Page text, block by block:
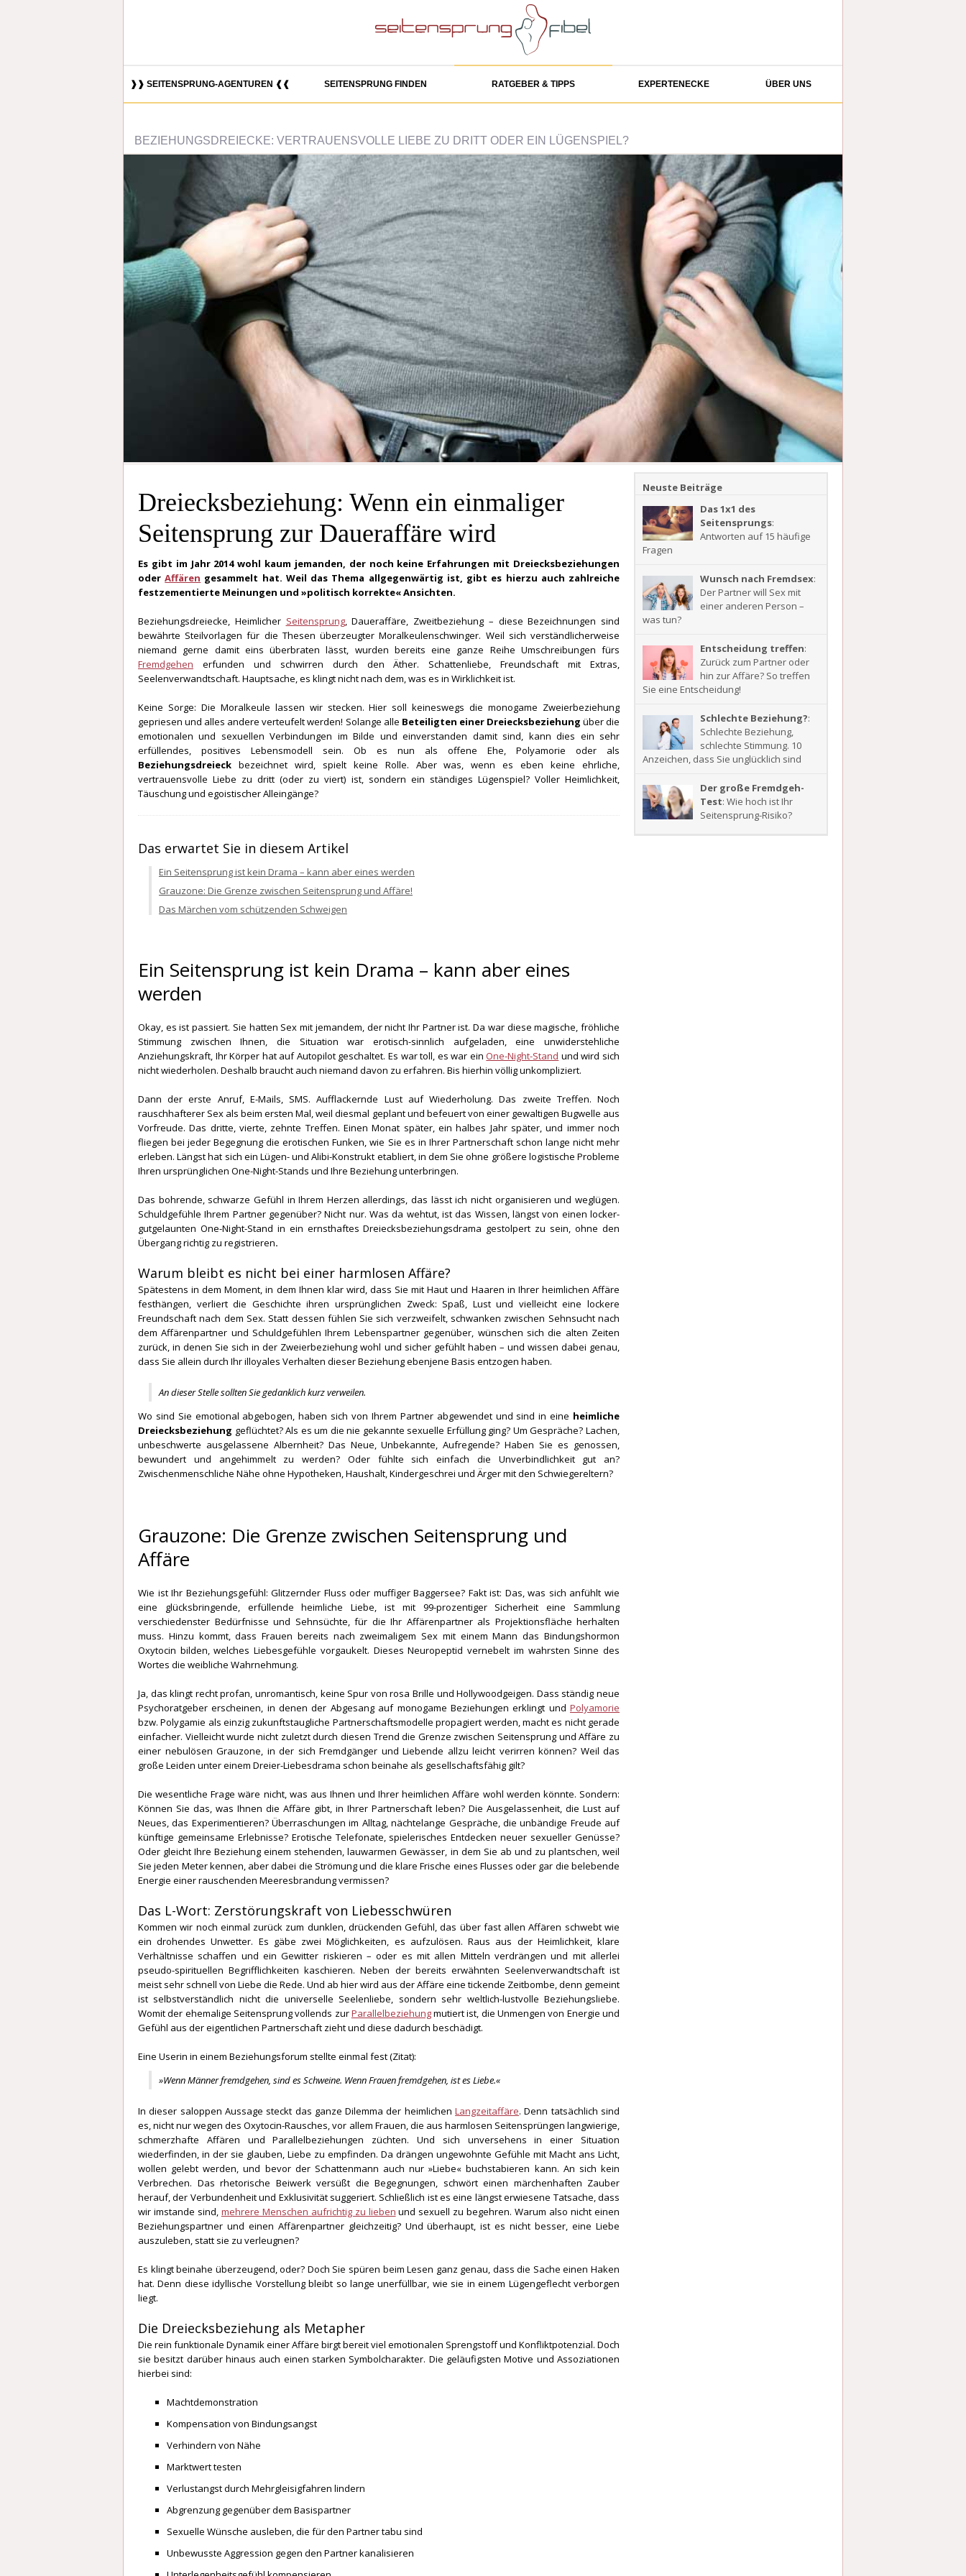
❱❱ SEITENSPRUNG-AGENTUREN ❰❰ SEITENSPRUNG FINDEN RATGEBER & TIPPS EXPERTENECKE ÜBER UNS
BEZIEHUNGSDREIECKE: VERTRAUENSVOLLE LIEBE ZU DRITT ODER EIN LÜGENSPIEL?
Dreiecksbeziehung: Wenn ein einmaliger
Seitensprung zur Daueraffäre wird
Es gibt im Jahr 2014 wohl kaum jemanden, der noch keine Erfahrungen mit Dreiecksbeziehungen
oderAffären gesammelt hat. Weil das Thema allgegenwärtig ist, gibt es hierzu auch zahlreiche
festzementierte Meinungen und »politisch korrekte« Ansichten.
Beziehungsdreiecke, Heimlicher Seitensprung, Daueraffäre, Zweitbeziehung – diese Bezeichnungen sind
bewährte Steilvorlagen für die Thesen überzeugter Moralkeulenschwinger. Weil sich verständlicherweise
niemand gerne damit eins überbraten lässt, wurden bereits eine ganze Reihe Umschreibungen fürs
Fremdgehen erfunden und schwirren durch den Äther. Schattenliebe, Freundschaft mit Extras,
Seelenverwandtschaft. Hauptsache, es klingt nicht nach dem, was es in Wirklichkeit ist.
Keine Sorge: Die Moralkeule lassen wir stecken. Hier soll keineswegs die monogame Zweierbeziehung
gepriesen und alles andere verteufelt werden! Solange alle Beteiligten einer Dreiecksbeziehung über die
emotionalen und sexuellen Verbindungen im Bilde und einverstanden damit sind, kann dies ein sehr
erfüllendes, positives Lebensmodell sein. Ob es nun als offene Ehe, Polyamorie oder als
Beziehungsdreieck bezeichnet wird, spielt keine Rolle. Aber was, wenn es eben keine ehrliche,
vertrauensvolle Liebe zu dritt (oder zu viert) ist, sondern ein ständiges Lügenspiel? Voller Heimlichkeit,
Täuschung und egoistischer Alleingänge?
Das erwartet Sie in diesem Artikel
Ein Seitensprung ist kein Drama – kann aber eines werden
Grauzone: Die Grenze zwischen Seitensprung und Affäre!
Das Märchen vom schützenden Schweigen
Ein Seitensprung ist kein Drama – kann aber eines
werden
Okay, es ist passiert. Sie hatten Sex mit jemandem, der nicht Ihr Partner ist. Da war diese magische, fröhliche
Stimmung zwischen Ihnen, die Situation war erotisch-sinnlich aufgeladen, eine unwiderstehliche
Anziehungskraft, Ihr Körper hat auf Autopilot geschaltet. Es war toll, es war ein One-Night-Stand und wird sich
nicht wiederholen. Deshalb braucht auch niemand davon zu erfahren. Bis hierhin völlig unkompliziert.
Dann der erste Anruf, E-Mails, SMS. Aufflackernde Lust auf Wiederholung. Das zweite Treffen. Noch
rauschhafterer Sex als beim ersten Mal, weil diesmal geplant und befeuert von einer gewaltigen Bugwelle aus
Vorfreude. Das dritte, vierte, zehnte Treffen. Einen Monat später, ein halbes Jahr später, und immer noch
fliegen bei jeder Begegnung die erotischen Funken, wie Sie es in Ihrer Partnerschaft schon lange nicht mehr
erleben. Längst hat sich ein Lügen- und Alibi-Konstrukt etabliert, in dem Sie ohne größere logistische Probleme
Ihren ursprünglichen One-Night-Stands und Ihre Beziehung unterbringen.
Das bohrende, schwarze Gefühl in Ihrem Herzen allerdings, das lässt ich nicht organisieren und weglügen.
Schuldgefühle Ihrem Partner gegenüber? Nicht nur. Was da wehtut, ist das Wissen, längst von einen locker-
gutgelaunten One-Night-Stand in ein ernsthaftes Dreiecksbeziehungsdrama gestolpert zu sein, ohne den
Übergang richtig zu registrieren.
Warum bleibt es nicht bei einer harmlosen Affäre?
Spätestens in dem Moment, in dem Ihnen klar wird, dass Sie mit Haut und Haaren in Ihrer heimlichen Affäre
festhängen, verliert die Geschichte ihren ursprünglichen Zweck: Spaß, Lust und vielleicht eine lockere
Freundschaft nach dem Sex. Statt dessen fühlen Sie sich verzweifelt, schwanken zwischen Sehnsucht nach
dem Affärenpartner und Schuldgefühlen Ihrem Lebenspartner gegenüber, wünschen sich die alten Zeiten
zurück, in denen Sie sich in der Zweierbeziehung wohl und sicher gefühlt haben – und wissen dabei genau,
dass Sie allein durch Ihr illoyales Verhalten dieser Beziehung ebenjene Basis entzogen haben.
An dieser Stelle sollten Sie gedanklich kurz verweilen.
Wo sind Sie emotional abgebogen, haben sich von Ihrem Partner abgewendet und sind in eine heimliche
Dreiecksbeziehung geflüchtet? Als es um die nie gekannte sexuelle Erfüllung ging? Um Gespräche? Lachen,
unbeschwerte ausgelassene Albernheit? Das Neue, Unbekannte, Aufregende? Haben Sie es genossen,
bewundert und angehimmelt zu werden? Oder fühlte sich einfach die Unverbindlichkeit gut an?
Zwischenmenschliche Nähe ohne Hypotheken, Haushalt, Kindergeschrei und Ärger mit den Schwiegereltern?
Grauzone: Die Grenze zwischen Seitensprung und
Affäre
Wie ist Ihr Beziehungsgefühl: Glitzernder Fluss oder muffiger Baggersee? Fakt ist: Das, was sich anfühlt wie
eine glücksbringende, erfüllende heimliche Liebe, ist mit 99-prozentiger Sicherheit eine Sammlung
verschiedenster Bedürfnisse und Sehnsüchte, für die Ihr Affärenpartner als Projektionsfläche herhalten
muss. Hinzu kommt, dass Frauen bereits nach zweimaligem Sex mit einem Mann das Bindungshormon
Oxytocin bilden, welches Liebesgefühle vorgaukelt. Dieses Neuropeptid vernebelt im wahrsten Sinne des
Wortes die weibliche Wahrnehmung.
Ja, das klingt recht profan, unromantisch, keine Spur von rosa Brille und Hollywoodgeigen. Dass ständig neue
Psychoratgeber erscheinen, in denen der Abgesang auf monogame Beziehungen erklingt und Polyamorie
bzw. Polygamie als einzig zukunftstaugliche Partnerschaftsmodelle propagiert werden, macht es nicht gerade
einfacher. Vielleicht wurde nicht zuletzt durch diesen Trend die Grenze zwischen Seitensprung und Affäre zu
einer nebulösen Grauzone, in der sich Fremdgänger und Liebende allzu leicht verirren können? Weil das
große Leiden unter einem Dreier-Liebesdrama schon beinahe als gesellschaftsfähig gilt?
Die wesentliche Frage wäre nicht, was aus Ihnen und Ihrer heimlichen Affäre wohl werden könnte. Sondern:
Können Sie das, was Ihnen die Affäre gibt, in Ihrer Partnerschaft leben? Die Ausgelassenheit, die Lust auf
Neues, das Experimentieren? Überraschungen im Alltag, nächtelange Gespräche, die unbändige Freude auf
künftige gemeinsame Erlebnisse? Erotische Telefonate, spielerisches Entdecken neuer sexueller Genüsse?
Oder gleicht Ihre Beziehung einem stehenden, lauwarmen Gewässer, in dem Sie ab und zu plantschen, weil
Sie jeden Meter kennen, aber dabei die Strömung und die klare Frische eines Flusses oder gar die belebende
Energie einer rauschenden Meeresbrandung vermissen?
Das L-Wort: Zerstörungskraft von Liebesschwüren
Kommen wir noch einmal zurück zum dunklen, drückenden Gefühl, das über fast allen Affären schwebt wie
ein drohendes Unwetter. Es gäbe zwei Möglichkeiten, es aufzulösen. Raus aus der Heimlichkeit, klare
Verhältnisse schaffen und ein Gewitter riskieren – oder es mit allen Mitteln verdrängen und mit allerlei
pseudo-spirituellen Begrifflichkeiten kaschieren. Neben der bereits erwähnten Seelenverwandtschaft ist
meist sehr schnell von Liebe die Rede. Und ab hier wird aus der Affäre eine tickende Zeitbombe, denn gemeint
ist selbstverständlich nicht die universelle Seelenliebe, sondern sehr weltlich-lustvolle Beziehungsliebe.
Womit der ehemalige Seitensprung vollends zurParallelbeziehungmutiert ist, die Unmengen von Energie und
Gefühl aus der eigentlichen Partnerschaft zieht und diese dadurch beschädigt.
Eine Userin in einem Beziehungsforum stellte einmal fest (Zitat):
»Wenn Männer fremdgehen, sind es Schweine. Wenn Frauen fremdgehen, ist es Liebe.«
In dieser saloppen Aussage steckt das ganze Dilemma der heimlichenLangzeitaffäre. Denn tatsächlich sind
es, nicht nur wegen des Oxytocin-Rausches, vor allem Frauen, die aus harmlosen Seitensprüngen langwierige,
schmerzhafte Affären und Parallelbeziehungen züchten. Und sich unversehens in einer Situation
wiederfinden, in der sie glauben, Liebe zu empfinden. Da drängen ungewohnte Gefühle mit Macht ans Licht,
wollen gelebt werden, und bevor der Schattenmann auch nur »Liebe« buchstabieren kann. An sich kein
Verbrechen. Das rhetorische Beiwerk versüßt die Begegnungen, schwört einen märchenhaften Zauber
herauf, der Verbundenheit und Exklusivität suggeriert. Schließlich ist es eine längst erwiesene Tatsache, dass
wir imstande sind, mehrere Menschen aufrichtig zu lieben und sexuell zu begehren. Warum also nicht einen
Beziehungspartner und einen Affärenpartner gleichzeitig? Und überhaupt, ist es nicht besser, eine Liebe
auszuleben, statt sie zu verleugnen?
Es klingt beinahe überzeugend, oder? Doch Sie spüren beim Lesen ganz genau, dass die Sache einen Haken
hat. Denn diese idyllische Vorstellung bleibt so lange unerfüllbar, wie sie in einem Lügengeflecht verborgen
liegt.
Die Dreiecksbeziehung als Metapher
Die rein funktionale Dynamik einer Affäre birgt bereit viel emotionalen Sprengstoff und Konfliktpotenzial. Doch
sie besitzt darüber hinaus auch einen starken Symbolcharakter. Die geläufigsten Motive und Assoziationen
hierbei sind:
Machtdemonstration
Kompensation von Bindungsangst
Verhindern von Nähe
Marktwert testen
Verlustangst durch Mehrgleisigfahren lindern
Abgrenzung gegenüber dem Basispartner
Sexuelle Wünsche ausleben, die für den Partner tabu sind
Unbewusste Aggression gegen den Partner kanalisieren
Neuste Beiträge
Das 1x1 des
Seitensprungs:
Antworten auf 15 häufige
Fragen
Wunsch nach Fremdsex:
Der Partner will Sex mit
einer anderen Person –
was tun?
Entscheidung treffen:
Zurück zum Partner oder
hin zur Affäre? So treffen
Sie eine Entscheidung!
Schlechte Beziehung?:
Schlechte Beziehung,
schlechte Stimmung. 10
Anzeichen, dass Sie unglücklich sind
Der große Fremdgeh-
Test: Wie hoch ist Ihr
Seitensprung-Risiko?